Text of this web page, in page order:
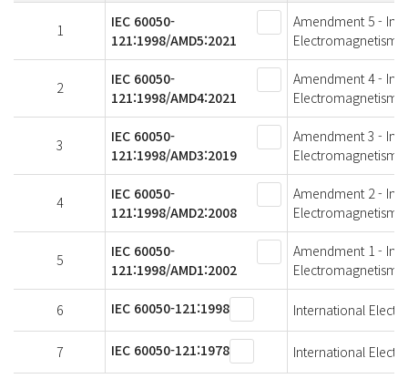
1
IEC 60050-
121:1998/AMD5:2021
Amendment 5 -
Electromagnetism
2
IEC 60050-
121:1998/AMD4:2021
Amendment 4 -
Electromagnetism
3
IEC 60050-
121:1998/AMD3:2019
Amendment 3 -
Electromagnetism
4
IEC 60050-
121:1998/AMD2:2008
Amendment 2 -
Electromagnetism
5
IEC 60050-
121:1998/AMD1:2002
Amendment 1 -
Electromagnetism
6 IEC 60050-121:1998 International
7 IEC 60050-121:1978 International